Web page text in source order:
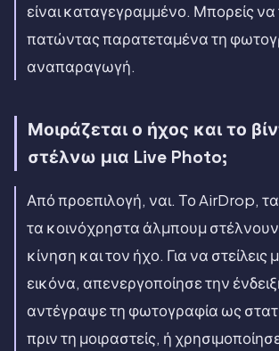
είναι καταγεγραμμένο. Μπορείς να
πατώντας παρατεταμένα τη
αναπαραγωγή.
Μοιράζεται ο ήχος και το
στέλνω μια Live Photo;
Από προεπιλογή, ναι. Το AirDrop,
τα κοινόχρηστα άλμπουμ
κίνηση και τον ήχο. Για να στείλεις
εικόνα, απενεργοποίησε την
αντέγραψε τη φωτογραφία ως
πριν τη μοιραστείς, ή